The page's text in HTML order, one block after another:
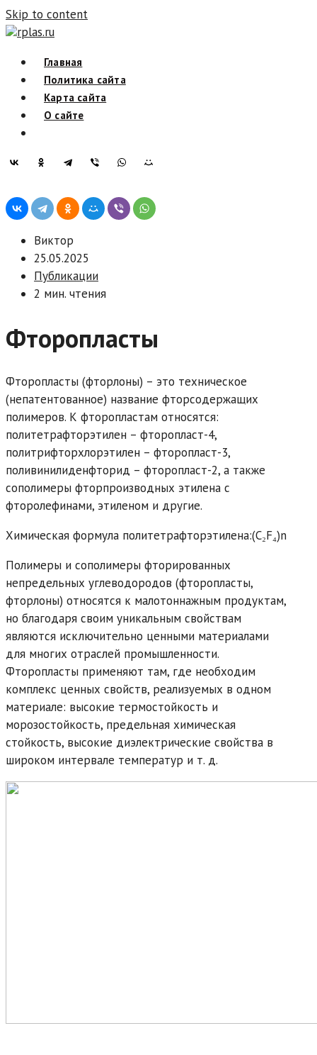
Skip to content
rplas.ru
Главная
Политика сайта
Карта сайта
О сайте
Виктор
25.05.2025
Публикации
2 мин. чтения
Фторопласты
Фторопласты (фторлоны) – это техническое
(непатентованное) название фторсодержащих
полимеров. К фторопластам относятся:
политетрафторэтилен – фторопласт-4,
политрифторхлорэтилен – фторопласт-3,
поливинилиденфторид – фторопласт-2, а также
сополимеры фторпроизводных этилена с
фторолефинами, этиленом и другие.
Химическая формула политетрафторэтилена:(C₂F₄)n
Полимеры и сополимеры фторированных
непредельных углеводородов (фторопласты,
фторлоны) относятся к малотоннажным продуктам,
но благодаря своим уникальным свойствам
являются исключительно ценными материалами
для многих отраслей промышленности.
Фторопласты применяют там, где необходим
комплекс ценных свойств, реализуемых в одном
материале: высокие термостойкость и
морозостойкость, предельная химическая
стойкость, высокие диэлектрические свойства в
широком интервале температур и т. д.